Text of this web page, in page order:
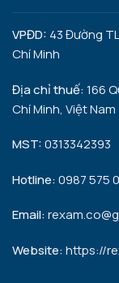
VPĐD: 43 Đường
Chí Minh
Địa chỉ thuế:166
Chí Minh, Việt Nam
MST:0313342393
Hotline:0987 575
Email:
Website:https://